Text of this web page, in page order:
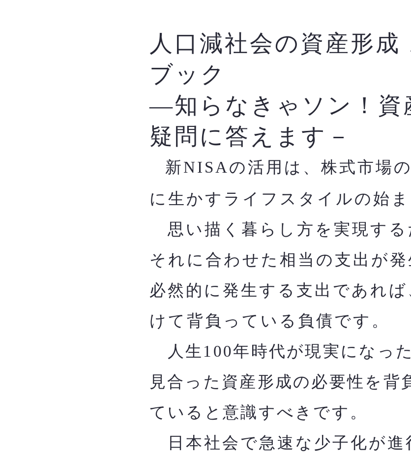
人口減社会の資産形成
ブック
―知らなきゃソン！資
疑問に答えます－
新NISAの活用は、株式市場
に生かすライフスタイルの始ま
思い描く暮らし方を実現する
それに合わせた相当の支出が発
必然的に発生する支出であれば
けて背負っている負債です。
人生100年時代が現実になっ
見合った資産形成の必要性を背
ていると意識すべきです。
日本社会で急速な少子化が進